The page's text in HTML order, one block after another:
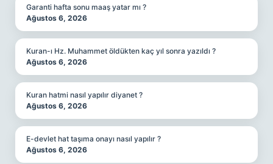
Garanti hafta sonu maaş yatar mı ?
Ağustos 6, 2026
Kuran-ı Hz. Muhammet öldükten kaç yıl sonra yazıldı ?
Ağustos 6, 2026
Kuran hatmi nasıl yapılır diyanet ?
Ağustos 6, 2026
E-devlet hat taşıma onayı nasıl yapılır ?
Ağustos 6, 2026